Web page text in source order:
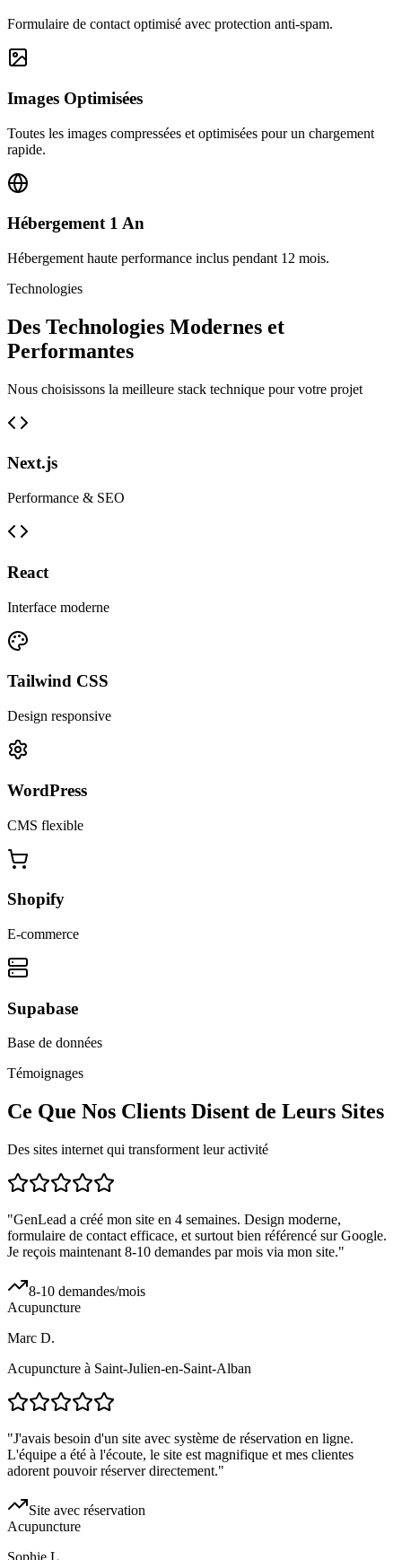
Formulaire de contact optimisé avec protection anti-spam.
Images Optimisées
Toutes les images compressées et optimisées pour un chargement
rapide.
Hébergement 1 An
Hébergement haute performance inclus pendant 12 mois.
Technologies
Des Technologies Modernes et
Performantes
Nous choisissons la meilleure stack technique pour votre projet
Next.js
Performance & SEO
React
Interface moderne
Tailwind CSS
Design responsive
WordPress
CMS flexible
Shopify
E-commerce
Supabase
Base de données
Témoignages
Ce Que Nos Clients Disent de Leurs Sites
Des sites internet qui transforment leur activité
"GenLead a créé mon site en 4 semaines. Design moderne,
formulaire de contact efficace, et surtout bien référencé sur Google.
Je reçois maintenant 8-10 demandes par mois via mon site."
8-10 demandes/mois
Acupuncture
Marc D.
Acupuncture à Saint-Julien-en-Saint-Alban
"J'avais besoin d'un site avec système de réservation en ligne.
L'équipe a été à l'écoute, le site est magnifique et mes clientes
adorent pouvoir réserver directement."
Site avec réservation
Acupuncture